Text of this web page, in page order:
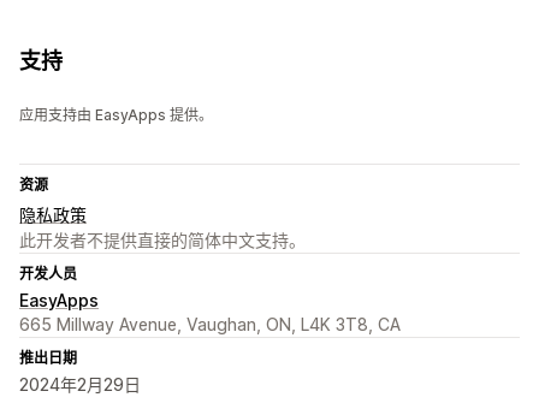
支持
应用支持由 EasyApps 提供。
资源
隐私政策
此开发者不提供直接的简体中文支持。
开发人员
EasyApps
665 Millway Avenue, Vaughan, ON, L4K 3T8, CA
推出日期
2024年2月29日